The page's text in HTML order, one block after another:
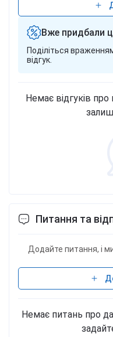
Вже придбали
Поділіться
відгук.
Немає відгуків
Питання та
Додайте питання, і
Немає питань про